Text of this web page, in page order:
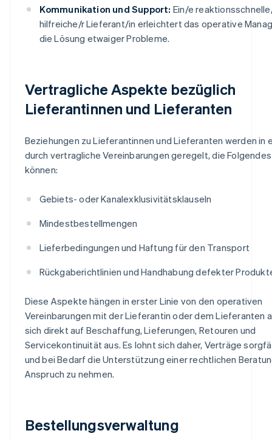
Kommunikation und Support: Ein/e
hilfreiche/r Lieferant/in erleichtert das operative
die Lösung etwaiger Probleme.
Vertragliche Aspekte bezüglich
Lieferantinnen und Lieferanten
Beziehungen zu Lieferantinnen und Lieferanten werden in
durch vertragliche Vereinbarungen geregelt, die
können:
Gebiets- oder Kanalexklusivitätsklauseln
Mindestbestellmengen
Lieferbedingungen und Haftung für den Transport
Rückgaberichtlinien und Handhabung defekter
Diese Aspekte hängen in erster Linie von den operativen
Vereinbarungen mit der Lieferantin oder dem Lieferanten
sich direkt auf Beschaffung, Lieferungen, Retouren und
Servicekontinuität aus. Es lohnt sich daher, Verträge
und bei Bedarf die Unterstützung einer rechtlichen
Anspruch zu nehmen.
Bestellungsverwaltung